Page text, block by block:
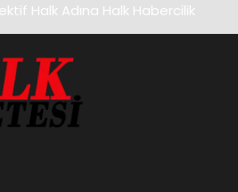
Halk Adına Halk Habercilik